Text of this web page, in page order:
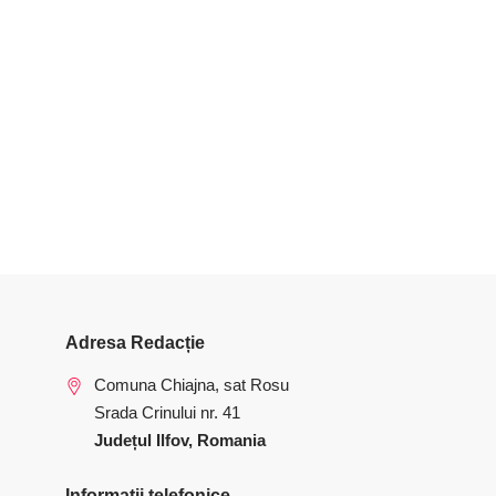
Adresa Redacție
Comuna Chiajna, sat Rosu
Srada Crinului nr. 41
Județul Ilfov, Romania